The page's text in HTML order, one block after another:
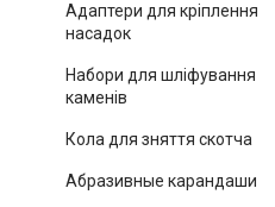
Адаптери для кріплення
насадок
Набори для шліфування
каменів
Кола для зняття скотча
Абразивные карандаши